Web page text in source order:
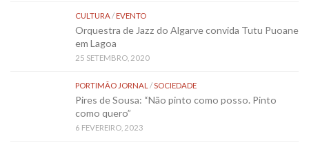
CULTURA/EVENTO
Orquestra de Jazz do Algarve convida Tutu Puoane
em Lagoa
25 SETEMBRO, 2020
PORTIMÃO JORNAL /SOCIEDADE
Pires de Sousa: “Não pinto como posso. Pinto
como quero”
6 FEVEREIRO, 2023